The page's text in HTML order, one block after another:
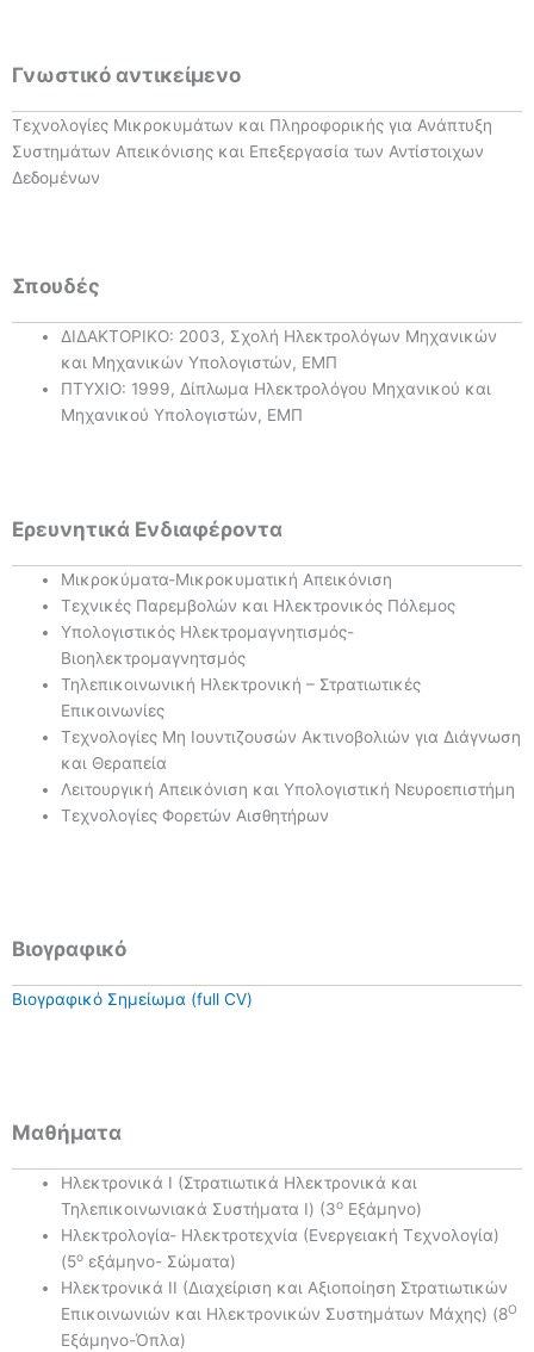
Γνωστικό αντικείμενο
Τεχνολογίες Μικροκυμάτων και Πληροφορικής για Ανάπτυξη
Συστημάτων Απεικόνισης και Επεξεργασία των Αντίστοιχων
Δεδομένων
Σπουδές
ΔΙΔΑΚΤΟΡΙΚΟ: 2003, Σχολή Ηλεκτρολόγων Μηχανικών
και Μηχανικών Υπολογιστών, ΕΜΠ
ΠΤΥΧΙΟ: 1999, Δίπλωμα Ηλεκτρολόγου Μηχανικού και
Μηχανικού Υπολογιστών, ΕΜΠ
Ερευνητικά Ενδιαφέροντα
Μικροκύματα-Μικροκυματική Απεικόνιση
Τεχνικές Παρεμβολών και Ηλεκτρονικός Πόλεμος
Υπολογιστικός Ηλεκτρομαγνητισμός-
Βιοηλεκτρομαγνητσμός
Τηλεπικοινωνική Ηλεκτρονική – Στρατιωτικές
Επικοινωνίες
Τεχνολογίες Μη Ιουντιζουσών Ακτινοβολιών για Διάγνωση
και Θεραπεία
Λειτουργική Απεικόνιση και Υπολογιστική Νευροεπιστήμη
Τεχνολογίες Φορετών Αισθητήρων
Βιογραφικό
Βιογραφικό Σημείωμα (full CV)
Μαθήματα
Ηλεκτρονικά Ι (Στρατιωτικά Ηλεκτρονικά και
Τηλεπικοινωνιακά Συστήματα Ι) (3ο Εξάμηνο)
Ηλεκτρολογία- Ηλεκτροτεχνία (Ενεργειακή Τεχνολογία)
(5ο εξάμηνο- Σώματα)
Ηλεκτρονικά ΙΙ (Διαχείριση και Αξιοποίηση Στρατιωτικών
Επικοινωνιών και Ηλεκτρονικών Συστημάτων Μάχης) (8Ο
Εξάμηνο-Όπλα)